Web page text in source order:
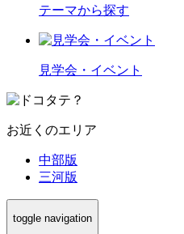
テーマから探す
見学会・イベント
お近くのエリア
中部版
三河版
toggle navigation